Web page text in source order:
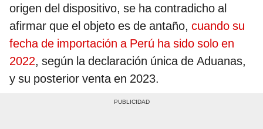
origen del dispositivo, se ha contradicho al
afirmar que el objeto es de antaño, cuando su
fecha de importación a Perú ha sido solo en
2022, según la declaración única de Aduanas,
y su posterior venta en 2023.